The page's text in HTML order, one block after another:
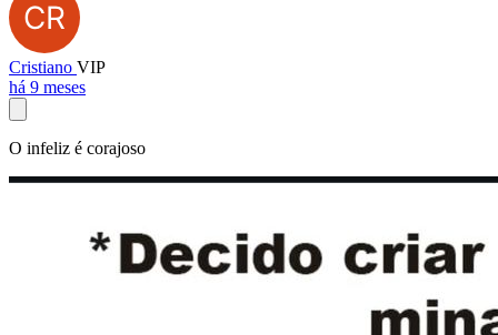
Cristiano VIP
há 9 meses
O infeliz é corajoso